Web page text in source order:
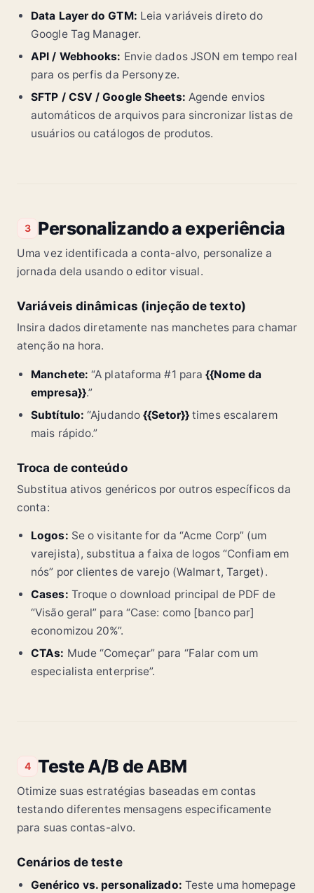
Data Layer do GTM: Leia variáveis direto do
Google Tag Manager.
API / Webhooks: Envie dados JSON em tempo real
para os perfis da Personyze.
SFTP / CSV / Google Sheets: Agende envios
automáticos de arquivos para sincronizar listas de
usuários ou catálogos de produtos.
3 Personalizando a experiência
Uma vez identificada a conta-alvo, personalize a
jornada dela usando o editor visual.
Variáveis dinâmicas (injeção de texto)
Insira dados diretamente nas manchetes para chamar
atenção na hora.
Manchete: “A plataforma #1 para{{Nome da
empresa}}.”
Subtítulo: “Ajudando{{Setor}} times escalarem
mais rápido.”
Troca de conteúdo
Substitua ativos genéricos por outros específicos da
conta:
Logos: Se o visitante for da “Acme Corp” (um
varejista), substitua a faixa de logos “Confiam em
nós” por clientes de varejo (Walmart, Target).
Cases: Troque o download principal de PDF de
“Visão geral” para “Case: como [banco par]
economizou 20%”.
CTAs: Mude “Começar” para “Falar com um
especialista enterprise”.
4 Teste A/B de ABM
Otimize suas estratégias baseadas em contas
testando diferentes mensagens especificamente
para suas contas-alvo.
Cenários de teste
Genérico vs. personalizado: Teste uma homepage